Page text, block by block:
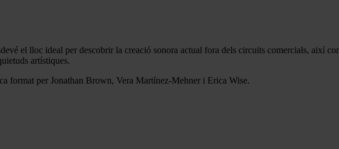
el lloc ideal per descobrir la creació sonora actual fora dels circuits comercials, així
artístiques.
format per Jonathan Brown, Vera Martínez-Mehner i Erica Wise.